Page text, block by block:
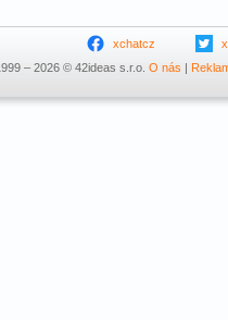
xchatcz
– 2026 © 42ideas s.r.o. O nás |